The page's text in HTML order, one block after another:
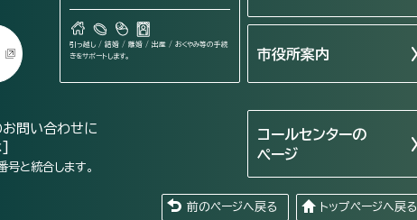
引っ越し / 結婚 / 離婚 / 出産 / おくやみ等の手続
きをサポートします。
市役所案内
お問い合わせに
と統合します。
コールセンターの
ページ
前のページへ戻る トップページへ戻る